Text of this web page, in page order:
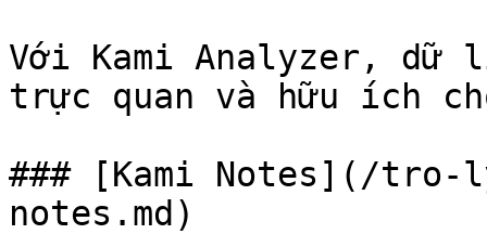
Với Kami Analyzer,
trực quan và hữu ích
### [Kami Notes](/
notes.md)